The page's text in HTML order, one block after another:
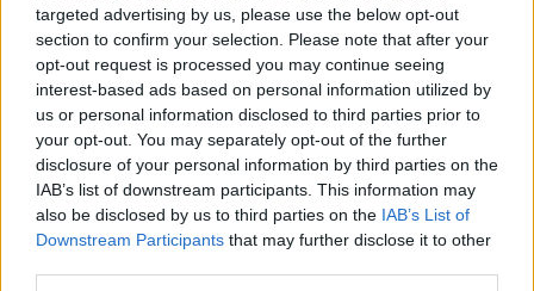
targeted advertising by us, please use the below opt-out
section to confirm your selection. Please note that after your
opt-out request is processed you may continue seeing
interest-based ads based on personal information utilized by
us or personal information disclosed to third parties prior to
your opt-out. You may separately opt-out of the further
disclosure of your personal information by third parties on the
IAB’s list of downstream participants. This information may
also be disclosed by us to third parties on the IAB’s List of
Downstream Participants that may further disclose it to other
Candidatul independent Nicuşor Dan la mitingul ”România în lumină” (Piaţa